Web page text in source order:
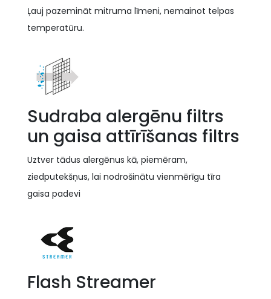
Ļauj pazemināt mitruma līmeni, nemainot telpas
temperatūru.
Sudraba alergēnu filtrs
un gaisa attīrīšanas filtrs
Uztver tādus alergēnus kā, piemēram,
ziedputekšņus, lai nodrošinātu vienmērīgu tīra
gaisa padevi
Flash Streamer